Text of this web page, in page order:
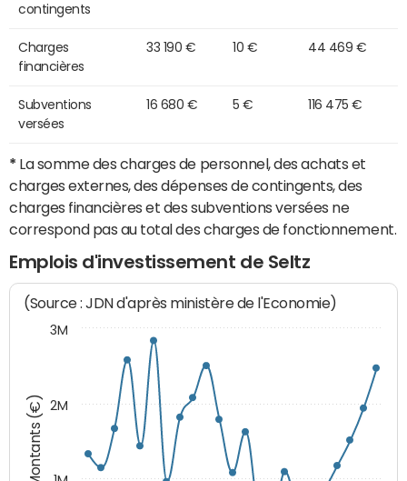
contingents
Charges
financières
33 190 € 10 € 44 469 €
Subventions
versées
16 680 € 5 € 116 475 €
* La somme des charges de personnel, des achats et
charges externes, des dépenses de contingents, des
charges financières et des subventions versées ne
correspond pas au total des charges de fonctionnement.
Emplois d'investissement de Seltz
Montants (€)
(Source : JDN d'après ministère de l'Economie)
2M
3M